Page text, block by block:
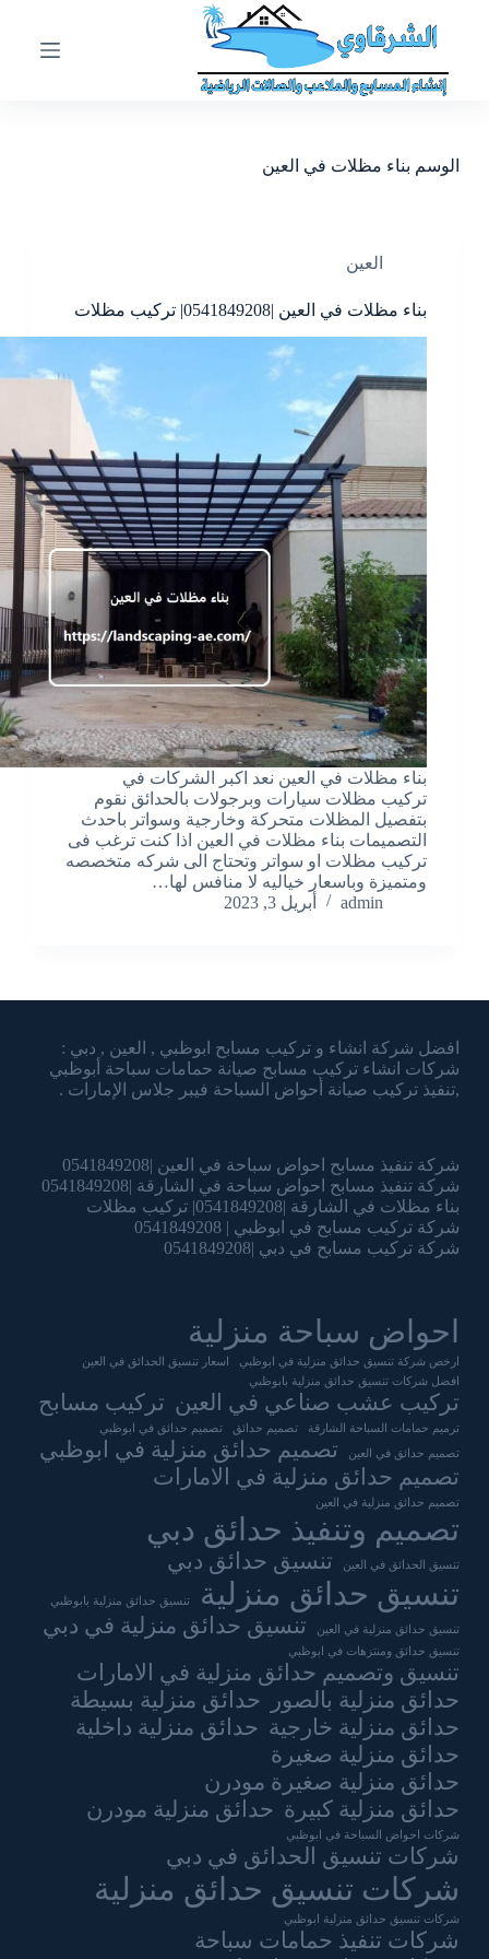
و
الوسم بناء مظلات في العين
العين
بناء مظلات في العين |0541849208| تركيب مظلات
بناء مظلات في العين نعد اكبر الشركات في
تركيب مظلات سيارات وبرجولات بالحدائق نقوم
بتفصيل المظلات متحركة وخارجية وسواتر باحدث
التصميمات بناء مظلات في العين اذا كنت ترغب فى
تركيب مظلات او سواتر وتحتاج الى شركه متخصصه
ومتميزة وباسعار خياليه لا منافس لها…
admin
أبريل 3, 2023
افضل شركة انشاء و تركيب مسابح ابوظبي , العين , دبي :
شركات انشاء تركيب مسابح صيانة حمامات سباحة أبوظبي
,تنفيذ تركيب صيانة أحواض السباحة فيبر جلاس الإمارات .
شركة تنفيذ مسابح احواض سباحة في العين |0541849208
شركة تنفيذ مسابح احواض سباحة في الشارقة |0541849208
بناء مظلات في الشارقة |0541849208| تركيب مظلات
شركة تركيب مسابح في ابوظبي | 0541849208
شركة تركيب مسابح في دبي |0541849208
احواض سباحة منزلية
ارخص شركة تنسيق حدائق منزلية في ابوظبي
اسعار تنسيق الحدائق في العين
افضل شركات تنسيق حدائق منزلية بابوظبي
تركيب عشب صناعي في العين تركيب مسابح
ترميم حمامات السباحة الشارقة تصميم حدائق تصميم حدائق في ابوظبي
تصميم حدائق في العين
تصميم حدائق منزلية في ابوظبي
تصميم حدائق منزلية في الامارات
تصميم حدائق منزلية في العين
تصميم وتنفيذ حدائق دبي
تنسيق الحدائق في العين تنسيق حدائق دبي
تنسيق حدائق منزلية تنسيق حدائق منزلية بابوظبي
تنسيق حدائق منزلية في العين تنسيق حدائق منزلية في دبي
تنسيق حدائق ومنتزهات في ابوظبي
تنسيق وتصميم حدائق منزلية في الامارات
حدائق منزلية بالصور
حدائق منزلية بسيطة
حدائق منزلية خارجية حدائق منزلية داخلية
حدائق منزلية صغيرة
حدائق منزلية صغيرة مودرن
حدائق منزلية كبيرة حدائق منزلية مودرن
شركات احواض السباحة في ابوظبي
شركات تنسيق الحدائق في دبي
شركات تنسيق حدائق منزلية
شركات تنسيق حدائق منزلية ابوظبي
شركات تنفيذ حمامات سباحة